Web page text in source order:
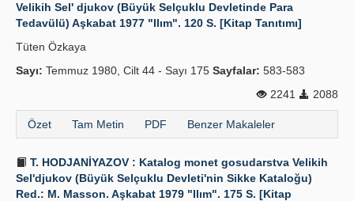
Velikih Sel' djukov (Büyük Selçuklu Devletinde Para
Tedavülü) Aşkabat 1977 "Ilım". 120 S. [Kitap Tanıtımı]
Tüten Özkaya
Sayı: Temmuz 1980, Cilt 44 - Sayı 175 Sayfalar: 583-583
2241
2088
Özet Tam Metin PDF Benzer Makaleler
T. HODJANİYAZOV : Katalog monet gosudarstva Velikih
Sel'djukov (Büyük Selçuklu Devleti'nin Sikke Kataloğu)
Red.: M. Masson. Aşkabat 1979 "Ilım". 175 S. [Kitap